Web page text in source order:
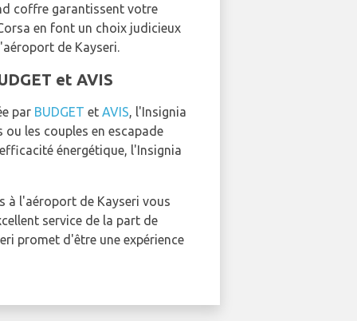
coffre garantissent votre
en font un choix judicieux
de Kayseri.
et AVIS
par BUDGET et AVIS, l'Insignia
les couples en escapade
énergétique, l'Insignia
à l'aéroport de Kayseri vous
service de la part de
promet d'être une expérience